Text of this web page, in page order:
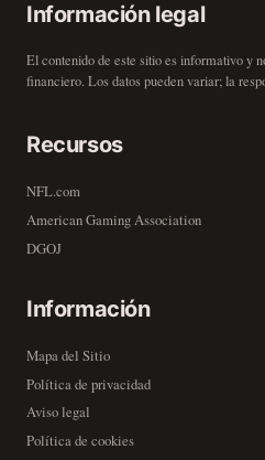
Información legal
El contenido de este sitio es informativo y
financiero. Los datos pueden variar; la
Recursos
NFL.com
American Gaming Association
DGOJ
Información
Mapa del Sitio
Política de privacidad
Aviso legal
Política de cookies